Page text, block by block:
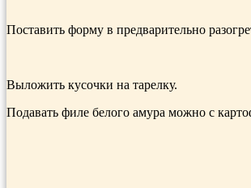
Поставить форму в предварительно
Выложить кусочки на тарелку.
Подавать филе белого амура можно с